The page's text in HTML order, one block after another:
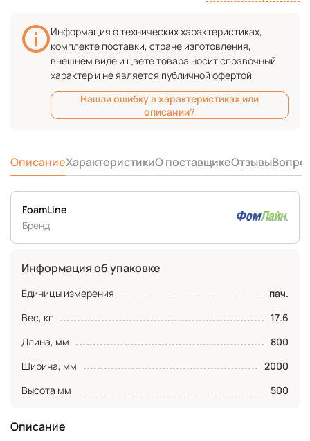
Информация о технических характеристиках,
комплекте поставки, стране изготовления,
внешнем виде и цвете товара носит справочный
характер и не является публичной офертой
Нашли ошибку в характеристиках или
описании?
ОписаниеХарактеристикиО поставщикеОтзывы
Описание
FoamLine
Бренд
Информация об упаковке
Единицы измерения
пач.
Вес, кг
17.6
Длина, мм
800
Ширина, мм
2000
Высота мм
500